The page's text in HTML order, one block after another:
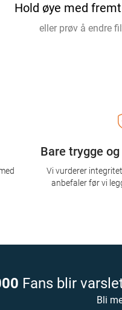
Hold øye med
eller prøv å endre
Bare trygge
Vi vurderer
anbefaler før vi
Fans blir
Bli